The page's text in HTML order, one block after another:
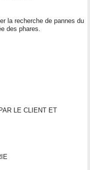
la recherche de pannes du
des phares.
LE CLIENT ET